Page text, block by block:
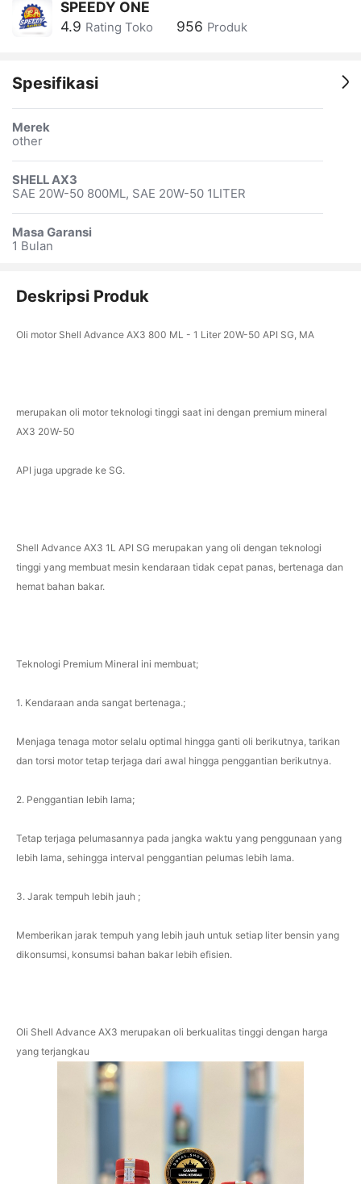
SPEEDY ONE
4.9 Rating Toko 956 Produk
Spesifikasi
Merek
other
SHELL AX3
SAE 20W-50 800ML, SAE 20W-50 1LITER
Masa Garansi
1 Bulan
Deskripsi Produk
Oli motor Shell Advance AX3 800 ML - 1 Liter 20W-50 API SG, MA
merupakan oli motor teknologi tinggi saat ini dengan premium mineral
AX3 20W-50
API juga upgrade ke SG.
Shell Advance AX3 1L API SG merupakan yang oli dengan teknologi
tinggi yang membuat mesin kendaraan tidak cepat panas, bertenaga dan
hemat bahan bakar.
Teknologi Premium Mineral ini membuat;
1. Kendaraan anda sangat bertenaga.;
Menjaga tenaga motor selalu optimal hingga ganti oli berikutnya, tarikan
dan torsi motor tetap terjaga dari awal hingga penggantian berikutnya.
2. Penggantian lebih lama;
Tetap terjaga pelumasannya pada jangka waktu yang penggunaan yang
lebih lama, sehingga interval penggantian pelumas lebih lama.
3. Jarak tempuh lebih jauh ;
Memberikan jarak tempuh yang lebih jauh untuk setiap liter bensin yang
dikonsumsi, konsumsi bahan bakar lebih efisien.
Oli Shell Advance AX3 merupakan oli berkualitas tinggi dengan harga
yang terjangkau